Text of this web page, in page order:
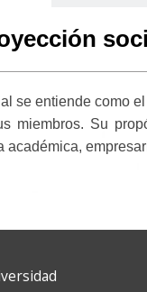
se entiende como
miembros. Su
académica,